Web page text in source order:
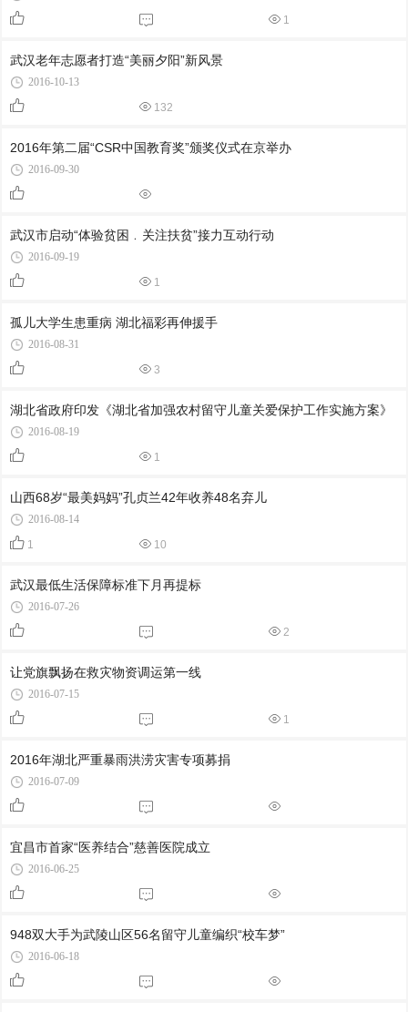
1
武汉老年志愿者打造“美丽夕阳”新风景
2016-10-13
132
2016年第二届“CSR中国教育奖”颁奖仪式在京举办
2016-09-30
武汉市启动“体验贫困﹒关注扶贫”接力互动行动
2016-09-19
1
孤儿大学生患重病 湖北福彩再伸援手
2016-08-31
3
湖北省政府印发《湖北省加强农村留守儿童关爱保护工作实施方案》
2016-08-19
1
山西68岁“最美妈妈”孔贞兰42年收养48名弃儿
2016-08-14
1
10
武汉最低生活保障标准下月再提标
2016-07-26
2
让党旗飘扬在救灾物资调运第一线
2016-07-15
1
2016年湖北严重暴雨洪涝灾害专项募捐
2016-07-09
宜昌市首家“医养结合”慈善医院成立
2016-06-25
948双大手为武陵山区56名留守儿童编织“校车梦”
2016-06-18